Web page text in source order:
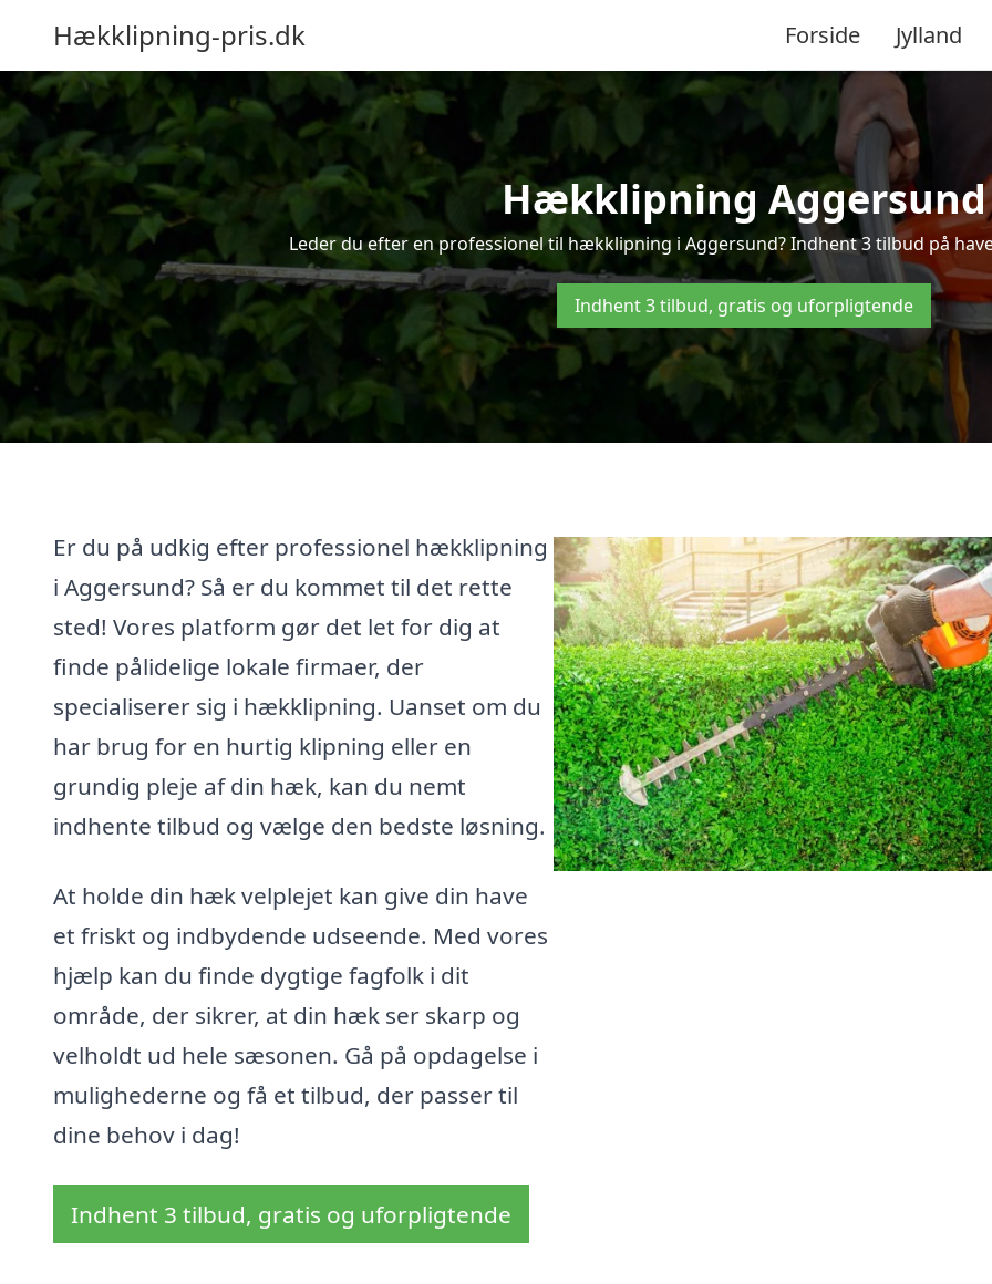
Hækklipning-pris.dk Forside Jylland
Hækklipning Aggersund
Leder du efter en professionel til hækklipning i Aggersund? Indhent 3 tilbud på
Indhent 3 tilbud, gratis og uforpligtende
Er du på udkig efter professionel hækklipning
i Aggersund? Så er du kommet til det rette
sted! Vores platform gør det let for dig at
finde pålidelige lokale firmaer, der
specialiserer sig i hækklipning. Uanset om du
har brug for en hurtig klipning eller en
grundig pleje af din hæk, kan du nemt
indhente tilbud og vælge den bedste løsning.
At holde din hæk velplejet kan give din have
et friskt og indbydende udseende. Med vores
hjælp kan du finde dygtige fagfolk i dit
område, der sikrer, at din hæk ser skarp og
velholdt ud hele sæsonen. Gå på opdagelse i
mulighederne og få et tilbud, der passer til
dine behov i dag!
Indhent 3 tilbud, gratis og uforpligtende